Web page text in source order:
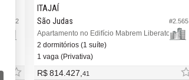
#3.802 #2.565
ITAJAÍ
São Judas
Apartamento no Edifício Mabrem Liberato
2 dormitórios (1 suíte)
1 vaga (Privativa)
R$ 814.427,41